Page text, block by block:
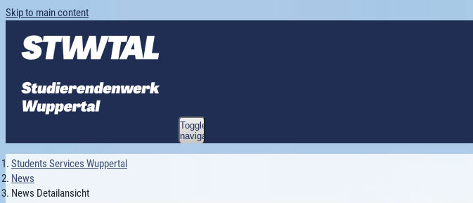
Skip to main content
Toggle
navigation
Students Services Wuppertal
News
News Detailansicht